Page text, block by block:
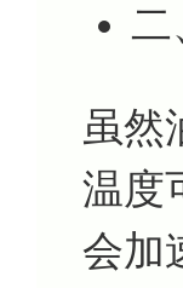
二
虽然
温度
会加